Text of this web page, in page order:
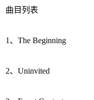
曲目列表
1、The Beginning
2、Uninvited